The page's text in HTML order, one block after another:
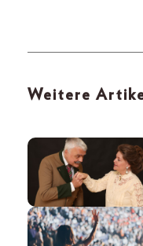
Weitere